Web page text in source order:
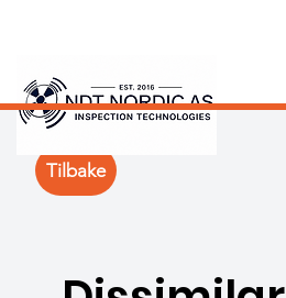
Tilbake